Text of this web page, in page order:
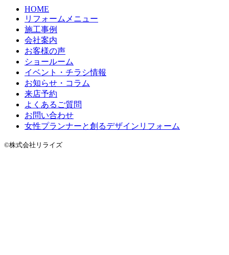
HOME
リフォームメニュー
施工事例
会社案内
お客様の声
ショールーム
イベント・チラシ情報
お知らせ・コラム
来店予約
よくあるご質問
お問い合わせ
女性プランナーと創るデザインリフォーム
©株式会社リライズ